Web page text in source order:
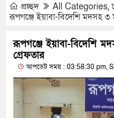
প্রচ্ছদ All Categories,
রূপগঞ্জে ইয়াবা-বিদেশি মদসহ ৩
রূপগঞ্জে ইয়াবা-বিদেশি
গ্রেফতার
আপডেট সময় : 03:58:30 pm,